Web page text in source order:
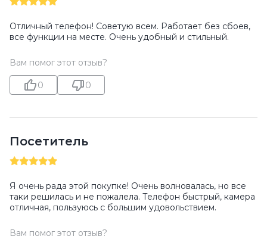
Отличный телефон! Советую всем. Работает без сбоев,
все функции на месте. Очень удобный и стильный.
Вам помог этот отзыв?
0 0
Посетитель
Я очень рада этой покупке! Очень волновалась, но все
таки решилась и не пожалела. Телефон быстрый, камера
отличная, пользуюсь с большим удовольствием.
Вам помог этот отзыв?